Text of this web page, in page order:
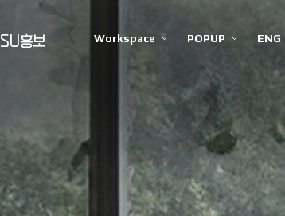
SU홍보 Workspace POPUP ENG